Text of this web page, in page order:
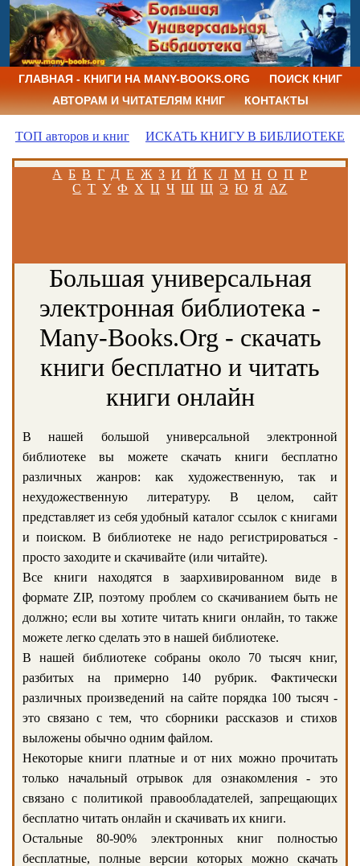
ГЛАВНАЯ - КНИГИ НА MANY-BOOKS.ORG
ПОИСК КНИГ
АВТОРАМ И ЧИТАТЕЛЯМ КНИГ
КОНТАКТЫ
ТОП авторов и книг ИСКАТЬ КНИГУ В БИБЛИОТЕКЕ
А Б В Г Д Е Ж З И Й К Л М Н О П Р
С Т У Ф Х Ц Ч Ш Щ Э Ю Я AZ
Большая универсальная
электронная библиотека -
Many-Books.Org - скачать
книги бесплатно и читать
книги онлайн
В нашей большой универсальной электронной
библиотеке вы можете скачать книги бесплатно
различных жанров: как художественную, так и
нехудожественную литературу. В целом, сайт
представляет из себя удобный каталог ссылок с книгами
и поиском. В библиотеке не надо регистрироваться -
просто заходите и скачивайте (или читайте).
Все книги находятся в заархивированном виде в
формате ZIP, поэтому проблем со скачиванием быть не
должно; если вы хотите читать книги онлайн, то также
можете легко сделать это в нашей библиотеке.
В нашей библиотеке собраны около 70 тысяч книг,
разбитых на примерно 140 рубрик. Фактически
различных произведений на сайте порядка 100 тысяч -
это связано с тем, что сборники рассказов и стихов
выложены обычно одним файлом.
Некоторые книги платные и от них можно прочитать
только начальный отрывок для ознакомления - это
связано с политикой правообладателей, запрещающих
бесплатно читать онлайн и скачивать их книги.
Остальные 80-90% электронных книг полностью
бесплатные, полные версии которых можно скачать